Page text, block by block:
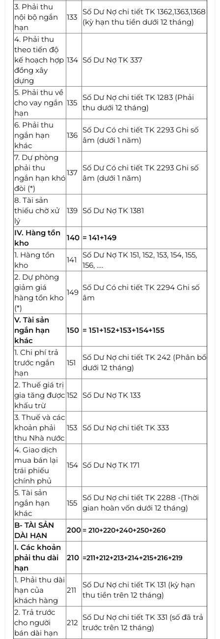
3. Phải thu
nội bộ ngắn
hạn
133
Số Dư Nợ chi tiết TK 1362,1363,1368
(kỳ hạn thu tiền dưới 12 tháng)
4. Phải thu
theo tiến độ
kế hoạch hợp
đồng xây
dựng
134 Số Dư Nợ TK 337
5. Phải thu về
cho vay ngắn
hạn
135
Số Dư Nợ chi tiết TK 1283 (Phải
thu dưới 12 tháng)
6. Phải thu
ngắn hạn
khác
136
Số Dư Có chi tiết TK 2293 Ghi số
âm (dưới 1 năm)
7. Dự phòng
phải thu
ngắn hạn khó
đòi (*)
137
Số Dư Có chi tiết TK 2293 Ghi số
âm (dưới 1 năm)
8. Tài sản
thiếu chờ xử
lý
139 Số Dư Nợ TK 1381
IV. Hàng tồn
kho
140 = 141+149
1. Hàng tồn
kho
141
Số Dư Nợ TK 151, 152, 153, 154, 155,
156, ….
2. Dự phòng
giảm giá
hàng tồn kho
(*)
149
Số Dư Có chi tiết TK 2294 Ghi số
âm
V. Tài sản
ngắn hạn
khác
150 = 151+152+153+154+155
1. Chi phí trả
trước ngắn
hạn
151
Số Dư Nợ chi tiết TK 242 (Phân bổ
dưới 12 tháng)
2. Thuế giá trị
gia tăng được
khấu trừ
152 Số Dư Nợ TK 133
3. Thuế và các
khoản phải
thu Nhà nước
153 Số Dư Nợ chi tiết TK 333
4. Giao dịch
mua bán lại
trái phiếu
chính phủ
154 Số Dư Nợ TK 171
5. Tài sản
ngắn hạn
khác
155
Số Dư Nợ chi tiết TK 2288 -(Thời
gian hoàn vốn dưới 12 tháng)
B- TÀI SẢN
DÀI HẠN
200 = 210+220+240+250+260
I. Các khoản
phải thu dài
hạn
210 =211+212+213+214+215+216+219
1. Phải thu dài
hạn của
khách hàng
211
Số Dư Nợ chi tiết TK 131 (kỳ hạn
thu tiền trên 12 tháng)
2. Trả trước
cho người
bán dài hạn
212
Số Dư Nợ chi tiết TK 331 (số đã trả
trước trên 12 tháng)